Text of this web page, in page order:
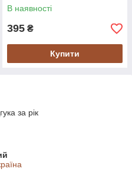
В наявності
395 ₴
Купити
за рік